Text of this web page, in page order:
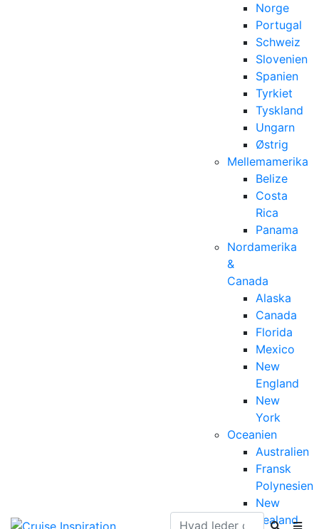
Norge
Portugal
Schweiz
Slovenien
Spanien
Tyrkiet
Tyskland
Ungarn
Østrig
Mellemamerika
Belize
Costa
Rica
Panama
Nordamerika
&
Canada
Alaska
Canada
Florida
Mexico
New
England
New
York
Oceanien
Australien
Fransk
Polynesien
New
Zealand